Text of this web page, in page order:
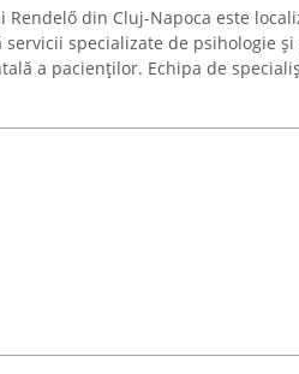
Rendelő din Cluj-Napoca este
specializate de psihologie
a pacienților. Echipa de